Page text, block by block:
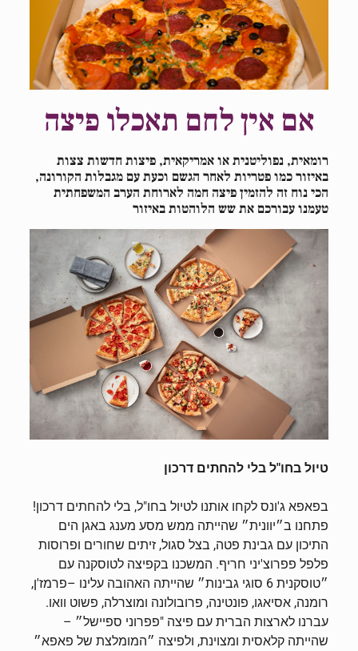
אם אין לחם תאכלו פיצה
רומאית, נפוליטנית או אמריקאית, פיצות חדשות צצות
באיזור כמו פטריות לאחר הגשם וכעת עם מגבלות הקורונה,
הכי נוח זה להזמין פיצה חמה לארוחת הערב המשפחתית
טעמנו עבורכם את שש הלוהטות באיזור
טיול בחו"ל בלי להחתים דרכון
בפאפא ג'ונס לקחו אותנו לטיול בחו"ל, בלי להחתים דרכון!
פתחנו ב״יוונית״ שהייתה ממש מסע מענג באגן הים
התיכון עם גבינת פטה, בצל סגול, זיתים שחורים ופרוסות
פלפל פפרוצ'יני חריף. המשכנו בקפיצה לטוסקנה עם
״טוסקנית 6 סוגי גבינות״ שהייתה האהובה עלינו –פרמז'ן,
רומנה, אסיאגו, פונטינה, פרובולונה ומוצרלה, פשוט וואו.
עברנו לארצות הברית עם פיצה "פפרוני ספיישל״ –
שהייתה קלאסית ומצוינת, ולפיצה ״המומלצת של פאפא״